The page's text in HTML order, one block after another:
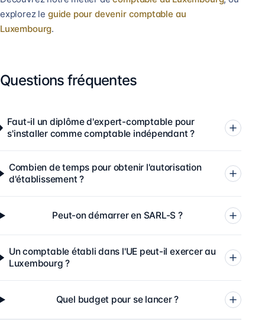
explorez le guide pour devenir comptable au
Luxembourg.
Questions fréquentes
Faut-il un diplôme d'expert-comptable pour
s'installer comme comptable indépendant ?
Combien de temps pour obtenir l'autorisation
d'établissement ?
Peut-on démarrer en SARL-S ?
Un comptable établi dans l'UE peut-il exercer au
Luxembourg ?
Quel budget pour se lancer ?